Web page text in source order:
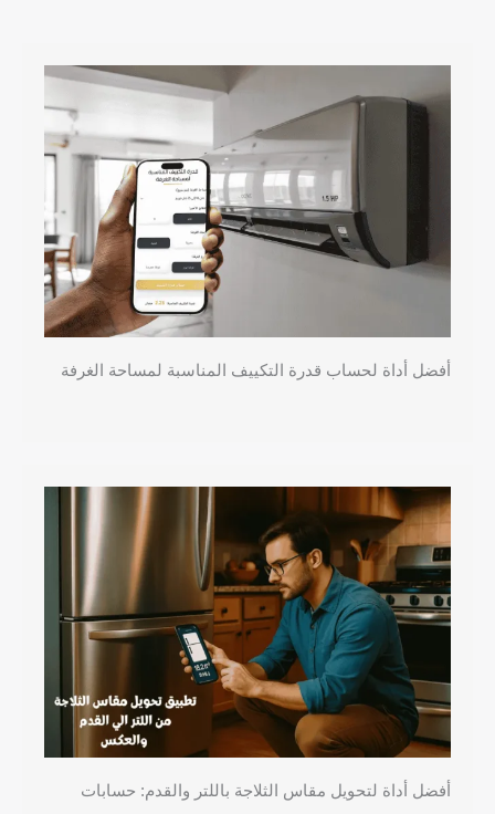
أفضل أداة لحساب قدرة التكييف المناسبة لمساحة الغرفة
أفضل أداة لتحويل مقاس الثلاجة باللتر والقدم: حسابات